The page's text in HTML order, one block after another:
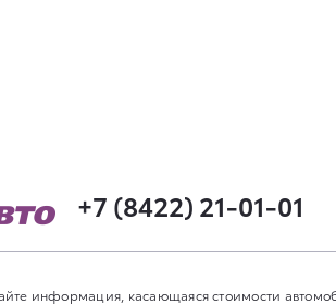
+7 (8422) 21-01-01
информация, касающаяся стоимости